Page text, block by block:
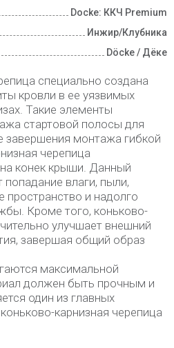
Docke: ККЧ Premium
Инжир/Клубника
Döcke / Дёке
специально создана
кровли в ее уязвимых
Такие элементы
стартовой полосы для
завершения монтажа гибкой
черепица
конек крыши. Данный
влаги, пыли,
пространство и надолго
Кроме того, коньково-
улучшает внешний
завершая общий образ
максимальной
должен быть прочным и
один из главных
карнизная черепица